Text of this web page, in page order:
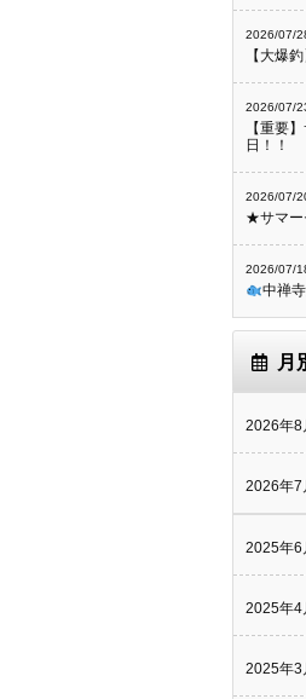
2026/07/
【大爆
2026/07/
【重要
日！！
2026/07/
★サマー
2026/07/
中禅
月
2026年8
2026年7
2025年6
2025年4
2025年3